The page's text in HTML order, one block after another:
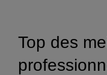
Top des